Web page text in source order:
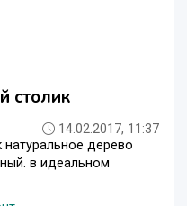
столик
14.02.2017, 11:37
дерево
в идеальном